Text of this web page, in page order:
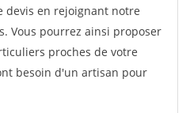
devis en rejoignant notre
Vous pourrez ainsi proposer
proches de votre
besoin d'un artisan pour